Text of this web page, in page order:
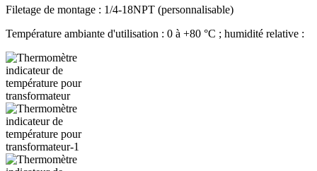
Filetage de montage : 1/4-18NPT (personnalisable)
Température ambiante d'utilisation : 0 à +80 °C ; humidité relative :